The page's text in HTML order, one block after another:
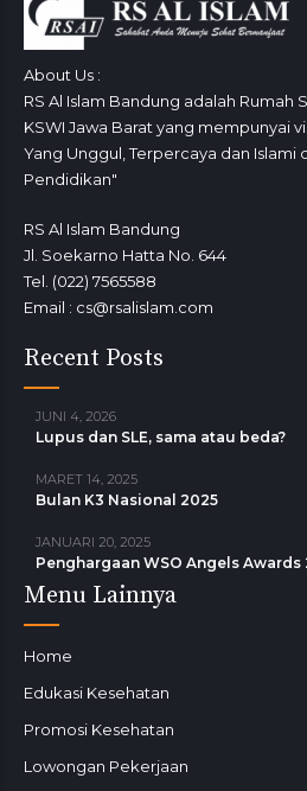
About Us :
RS Al Islam Bandung adalah Rumah
KSWI Jawa Barat yang mempunyai
Yang Unggul, Terpercaya dan Islami
Pendidikan"
RS Al Islam Bandung
Jl. Soekarno Hatta No. 644
Tel. (022) 7565588
Email : cs@rsalislam.com
Recent Posts
JUNI 4, 2026
Lupus dan SLE, sama atau beda?
MARET 14, 2025
Bulan K3 Nasional 2025
JANUARI 20, 2025
Penghargaan WSO Angels Awards
Menu Lainnya
Home
Edukasi Kesehatan
Promosi Kesehatan
Lowongan Pekerjaan